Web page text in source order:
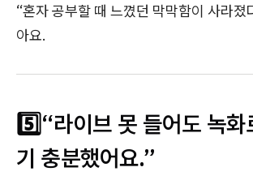
“혼자 공부할 때 느꼈던 막막함이 사라졌
아요.
5️⃣“라이브 못 들어도 녹화
기 충분했어요.”